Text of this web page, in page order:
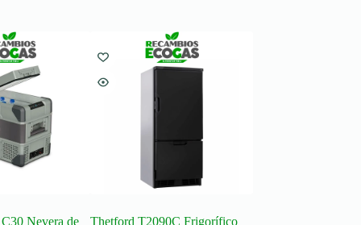
Nevera de Thetford T2090C Frigorífico